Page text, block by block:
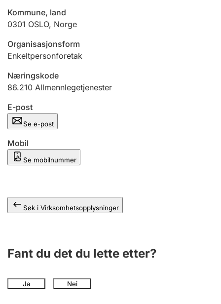
Ektepaktveileder
Offentlig sektor
Andre tema
Kommune, land
0301 OSLO, Norge
Organisasjonsform
Enkeltpersonforetak
Næringskode
86.210 Allmennlegetjenester
E-post
Se e-post
Mobil
Se mobilnummer
Søk i Virksomhetsopplysninger
Fant du det du lette etter?
Ja Nei